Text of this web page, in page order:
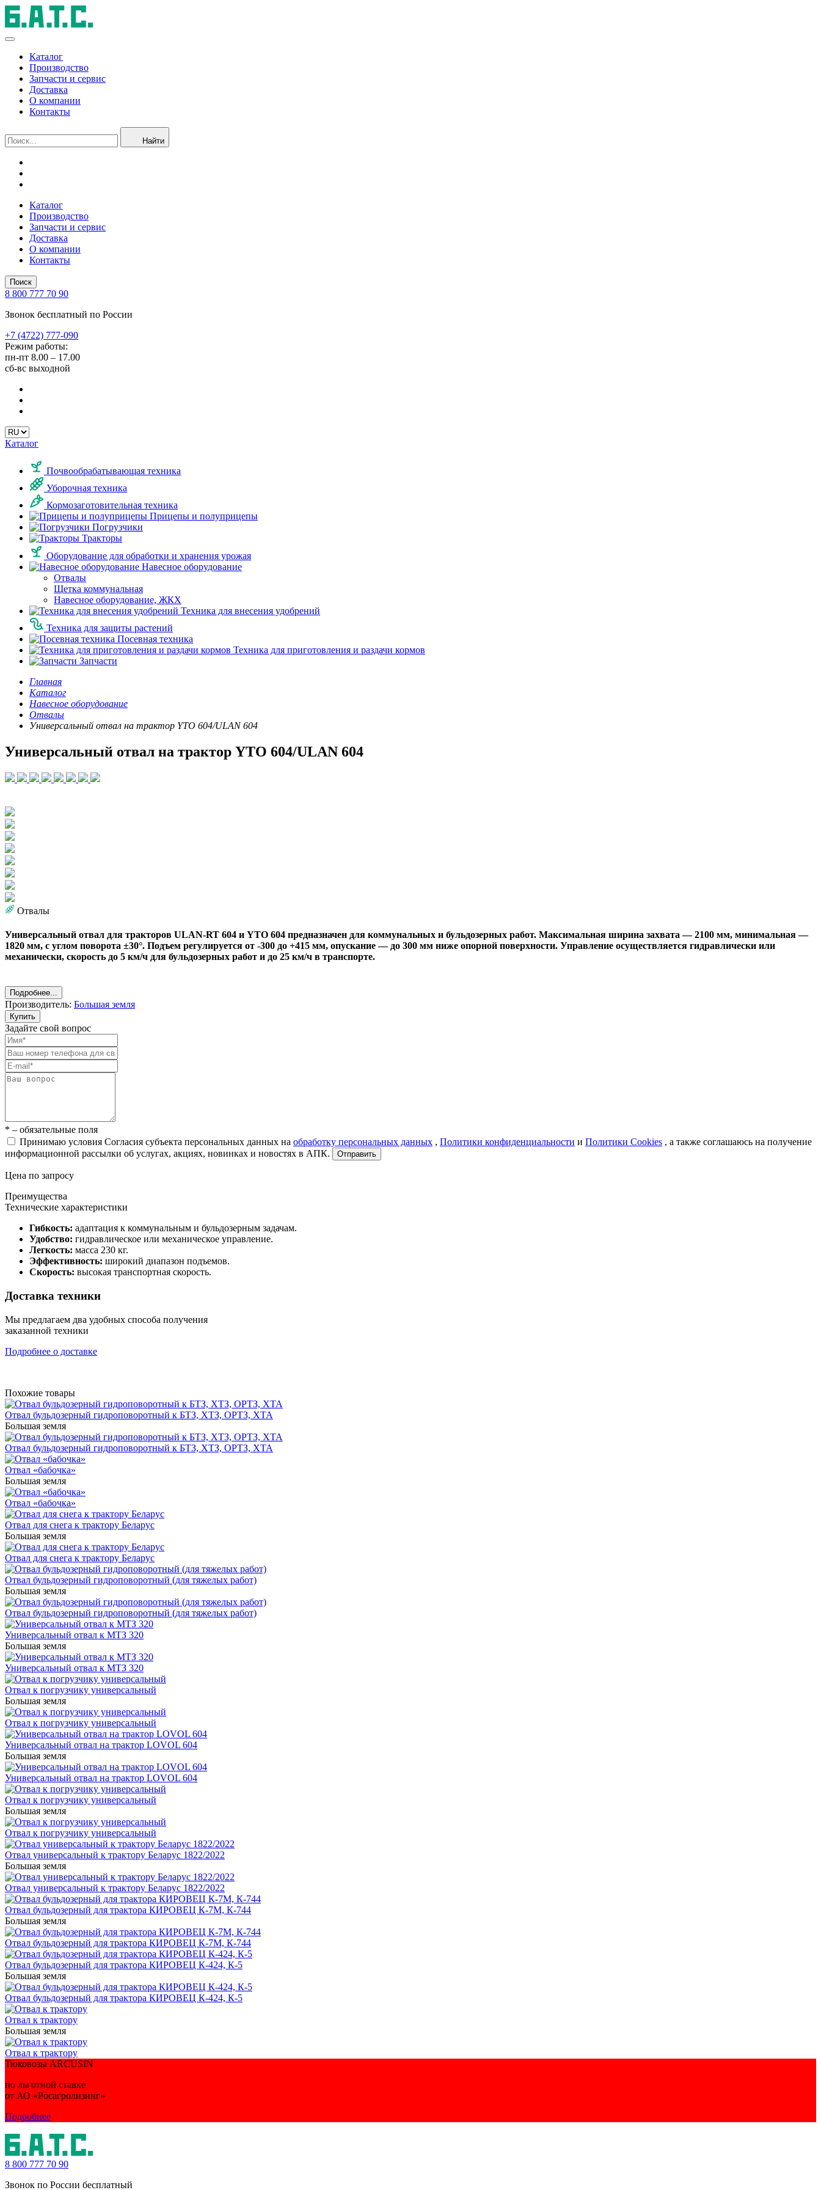
Каталог
Производство
Запчасти и сервис
Доставка
О компании
Контакты
Найти
Каталог
Производство
Запчасти и сервис
Доставка
О компании
Контакты
Поиск
8 800 777 70 90
Звонок бесплатный по России
+7 (4722) 777-090
Режим работы:
пн-пт 8.00 – 17.00
сб-вс выходной
Каталог
Почвообрабатывающая техника
Уборочная техника
Кормозаготовительная техника
Прицепы и полуприцепы
Погрузчики
Тракторы
Оборудование для обработки и хранения урожая
Навесное оборудование
Отвалы
Щетка коммунальная
Навесное оборудование, ЖКХ
Техника для внесения удобрений
Техника для защиты растений
Посевная техника
Техника для приготовления и раздачи кормов
Запчасти
Главная
Каталог
Навесное оборудование
Отвалы
Универсальный отвал на трактор YTO 604/ULAN 604
Универсальный отвал на трактор YTO 604/ULAN 604
Отвалы
Универсальный отвал для тракторов ULAN-RT 604 и YTO 604 предназначен для коммунальных и бульдозерных работ. Максимальная ширина захвата — 2100 мм, минимальная —
1820 мм, с углом поворота ±30°. Подъем регулируется от -300 до +415 мм, опускание — до 300 мм ниже опорной поверхности. Управление осуществляется гидравлически или
механически, скорость до 5 км/ч для бульдозерных работ и до 25 км/ч в транспорте.
Подробнее...
Производитель: Большая земля
Купить
Задайте свой вопрос
* – обязательные поля
Принимаю условия Согласия субъекта персональных данных на обработку персональных данных , Политики конфиденциальности и Политики Cookies , а также соглашаюсь на получение
информационной рассылки об услугах, акциях, новинках и новостях в АПК.
Отправить
Цена по запросу
Преимущества
Технические характеристики
Гибкость: адаптация к коммунальным и бульдозерным задачам.
Удобство: гидравлическое или механическое управление.
Легкость: масса 230 кг.
Эффективность: широкий диапазон подъемов.
Скорость: высокая транспортная скорость.
Доставка техники
Мы предлагаем два удобных способа получения
заказанной техники
Подробнее о доставке
Похожие товары
Отвал бульдозерный гидроповоротный к БТЗ, ХТЗ, ОРТЗ, ХТА
Большая земля
Отвал бульдозерный гидроповоротный к БТЗ, ХТЗ, ОРТЗ, ХТА
Отвал «бабочка»
Большая земля
Отвал «бабочка»
Отвал для снега к трактору Беларус
Большая земля
Отвал для снега к трактору Беларус
Отвал бульдозерный гидроповоротный (для тяжелых работ)
Большая земля
Отвал бульдозерный гидроповоротный (для тяжелых работ)
Универсальный отвал к МТЗ 320
Большая земля
Универсальный отвал к МТЗ 320
Отвал к погрузчику универсальный
Большая земля
Отвал к погрузчику универсальный
Универсальный отвал на трактор LOVOL 604
Большая земля
Универсальный отвал на трактор LOVOL 604
Отвал к погрузчику универсальный
Большая земля
Отвал к погрузчику универсальный
Отвал универсальный к трактору Беларус 1822/2022
Большая земля
Отвал универсальный к трактору Беларус 1822/2022
Отвал бульдозерный для трактора КИРОВЕЦ К-7М, К-744
Большая земля
Отвал бульдозерный для трактора КИРОВЕЦ К-7М, К-744
Отвал бульдозерный для трактора КИРОВЕЦ К-424, К-5
Большая земля
Отвал бульдозерный для трактора КИРОВЕЦ К-424, К-5
Отвал к трактору
Большая земля
Отвал к трактору
Тюковозы ARCUSIN
по льготной ставке
от АО «Росагролизинг»
Подробнее
8 800 777 70 90
Звонок по России бесплатный